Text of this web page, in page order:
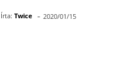
Írta: Twice - 2020/01/15